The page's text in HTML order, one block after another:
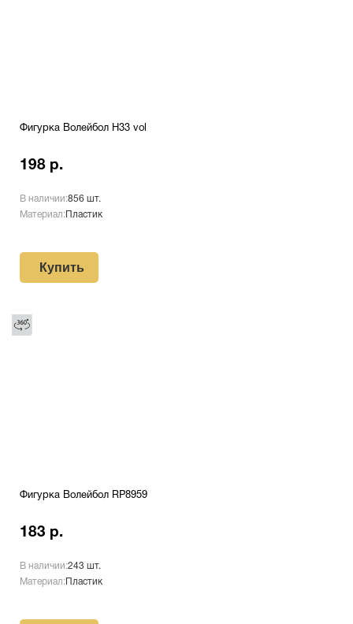
Фигурка Волейбол H33 vol
198 р.
В наличии:856 шт.
Материал: Пластик
Купить
Фигурка Волейбол RP8959
183 р.
В наличии:243 шт.
Материал: Пластик